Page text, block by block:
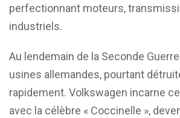
perfectionnant moteurs,
industriels.
Au lendemain de la Seconde
usines allemandes, pourtant
rapidement. Volkswagen incarne
avec la célèbre « Coccinelle »,